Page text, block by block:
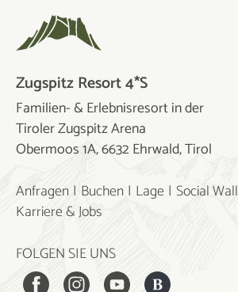
Zugspitz Resort 4*S
Familien- & Erlebnisresort in der
Tiroler Zugspitz Arena
Obermoos 1A, 6632 Ehrwald, Tirol
Anfragen Buchen Lage Social Wall
Karriere & Jobs
FOLGEN SIE UNS